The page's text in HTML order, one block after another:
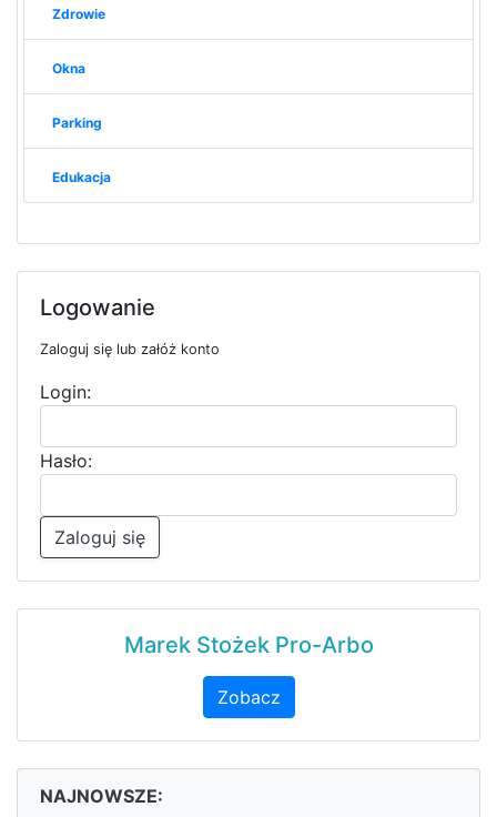
Zdrowie
Okna
Parking
Edukacja
Logowanie
Zaloguj się lub załóż konto
Login:
Hasło:
Zaloguj się
Marek Stożek Pro-Arbo
Zobacz
NAJNOWSZE: